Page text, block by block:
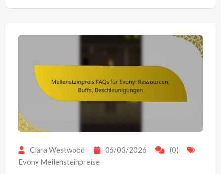
Clara Westwood 06/03/2026
(0)
Evony Meilensteinpreise